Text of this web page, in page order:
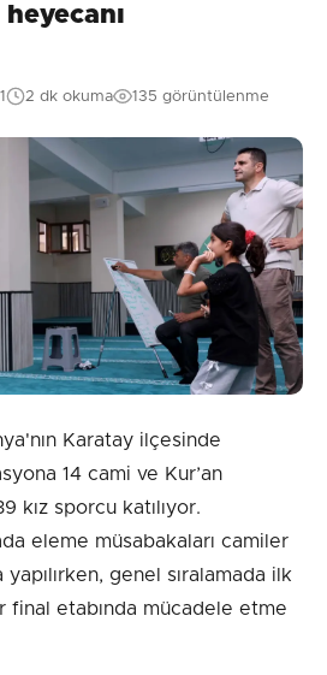
2 dk okuma 135 görüntülenme
Karatay ilçesinde
14 cami ve Kur’an
kız sporcu katılıyor.
eleme müsabakaları camiler
yapılırken, genel sıralamada ilk
final etabında mücadele etme